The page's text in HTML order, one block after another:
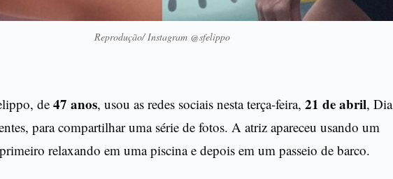
Reprodução/ Instagram @sfelippo
de47 anos, usou as redes sociais nesta terça-feira, 21 de abril, Dia
para compartilhar uma série de fotos. A atriz apareceu usando um
relaxando em uma piscina e depois em um passeio de barco.